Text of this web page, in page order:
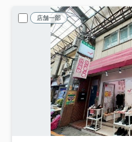
店舗一部